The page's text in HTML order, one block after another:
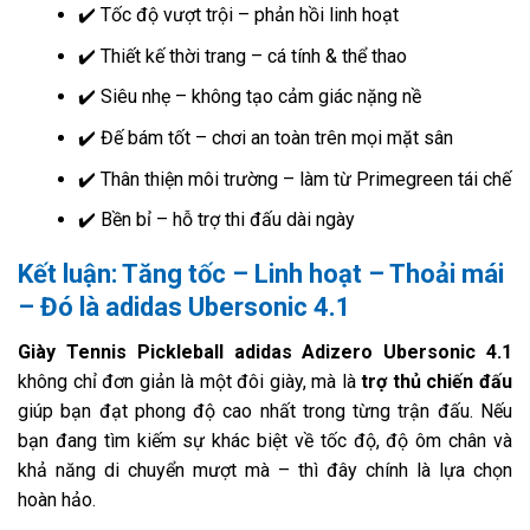
✔️ Tốc độ vượt trội – phản hồi linh hoạt
✔️ Thiết kế thời trang – cá tính & thể thao
✔️ Siêu nhẹ – không tạo cảm giác nặng nề
✔️ Đế bám tốt – chơi an toàn trên mọi mặt sân
✔️ Thân thiện môi trường – làm từ Primegreen tái chế
✔️ Bền bỉ – hỗ trợ thi đấu dài ngày
Kết luận: Tăng tốc – Linh hoạt – Thoải mái
– Đó là adidas Ubersonic 4.1
Giày Tennis Pickleball adidas Adizero Ubersonic 4.1
không chỉ đơn giản là một đôi giày, mà làtrợ thủ chiến đấu
giúp bạn đạt phong độ cao nhất trong từng trận đấu. Nếu
bạn đang tìm kiếm sự khác biệt về tốc độ, độ ôm chân và
khả năng di chuyển mượt mà – thì đây chính là lựa chọn
hoàn hảo.